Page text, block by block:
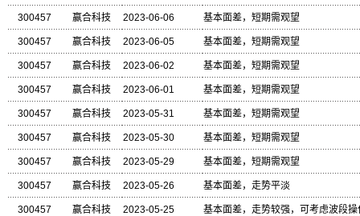
300457 赢合科技 2023-06-06 基本面差，短期需观望
300457 赢合科技 2023-06-05 基本面差，短期需观望
300457 赢合科技 2023-06-02 基本面差，短期需观望
300457 赢合科技 2023-06-01 基本面差，短期需观望
300457 赢合科技 2023-05-31 基本面差，短期需观望
300457 赢合科技 2023-05-30 基本面差，短期需观望
300457 赢合科技 2023-05-29 基本面差，短期需观望
300457 赢合科技 2023-05-26 基本面差，走势平淡
300457 赢合科技 2023-05-25 基本面差，走势较强，可考虑波段操